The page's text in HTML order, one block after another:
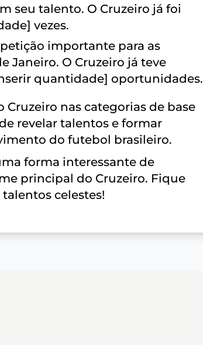
seu talento. O Cruzeiro já foi
vezes.
importante para as
Janeiro. O Cruzeiro já teve
quantidade] oportunidades.
nas categorias de base
revelar talentos e formar
do futebol brasileiro.
forma interessante de
principal do Cruzeiro. Fique
celestes!